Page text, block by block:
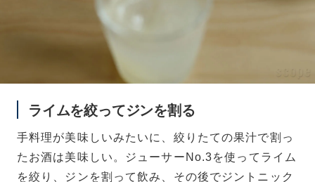
ライムを絞ってジンを割る
手料理が美味しいみたいに、絞りたての果汁で割っ
たお酒は美味しい。ジューサーNo.3を使ってライム
を絞り、ジンを割って飲み、その後でジントニック